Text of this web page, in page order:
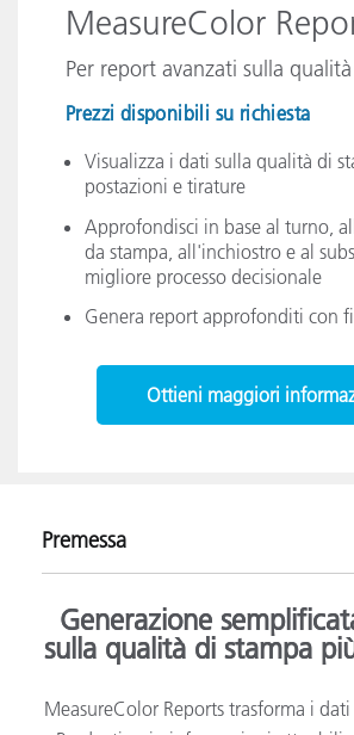
MeasureColor
Per report avanzati sulla
Prezzi disponibili su richiesta
Visualizza i dati sulla qualità di
postazioni e tirature
Approfondisci in base al turno,
da stampa, all'inchiostro e al
migliore processo decisionale
Genera report approfonditi con
Ottieni maggiori
Premessa
Generazione
sulla qualità di stampa
MeasureColor Reports trasforma i